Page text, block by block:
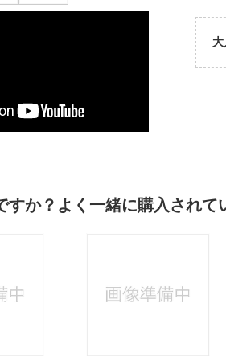
すか？よく一緒に購入されて